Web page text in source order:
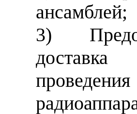
ансамблей;
3)